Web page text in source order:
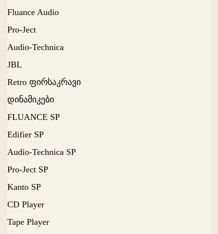
Fluance Audio
Pro-Ject
Audio-Technica
JBL
Retro ფირსაკრავი
დინამიკები
FLUANCE SP
Edifier SP
Audio-Technica SP
Pro-Ject SP
Kanto SP
CD Player
Tape Player